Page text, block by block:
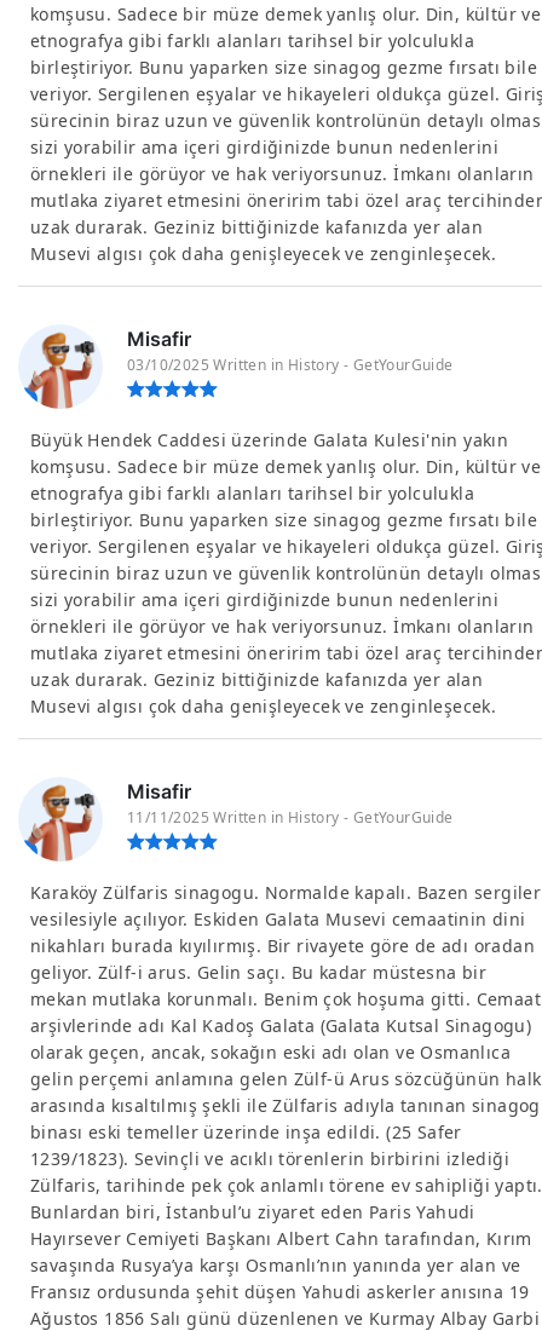
komşusu. Sadece bir müze demek yanlış olur. Din, kültür ve
etnografya gibi farklı alanları tarihsel bir yolculukla
birleştiriyor. Bunu yaparken size sinagog gezme fırsatı bile
veriyor. Sergilenen eşyalar ve hikayeleri oldukça güzel.
sürecinin biraz uzun ve güvenlik kontrolünün detaylı
sizi yorabilir ama içeri girdiğinizde bunun nedenlerini
örnekleri ile görüyor ve hak veriyorsunuz. İmkanı olanların
mutlaka ziyaret etmesini öneririm tabi özel araç
uzak durarak. Geziniz bittiğinizde kafanızda yer alan
Musevi algısı çok daha genişleyecek ve zenginleşecek.
Misafir
03/10/2025 Written in History - GetYourGuide
Büyük Hendek Caddesi üzerinde Galata Kulesi'nin yakın
komşusu. Sadece bir müze demek yanlış olur. Din, kültür ve
etnografya gibi farklı alanları tarihsel bir yolculukla
birleştiriyor. Bunu yaparken size sinagog gezme fırsatı bile
veriyor. Sergilenen eşyalar ve hikayeleri oldukça güzel.
sürecinin biraz uzun ve güvenlik kontrolünün detaylı
sizi yorabilir ama içeri girdiğinizde bunun nedenlerini
örnekleri ile görüyor ve hak veriyorsunuz. İmkanı olanların
mutlaka ziyaret etmesini öneririm tabi özel araç
uzak durarak. Geziniz bittiğinizde kafanızda yer alan
Musevi algısı çok daha genişleyecek ve zenginleşecek.
Misafir
11/11/2025 Written in History - GetYourGuide
Karaköy Zülfaris sinagogu. Normalde kapalı. Bazen sergiler
vesilesiyle açılıyor. Eskiden Galata Musevi cemaatinin dini
nikahları burada kıyılırmış. Bir rivayete göre de adı oradan
geliyor. Zülf-i arus. Gelin saçı. Bu kadar müstesna bir
mekan mutlaka korunmalı. Benim çok hoşuma gitti. Cemaat
arşivlerinde adı Kal Kadoş Galata (Galata Kutsal Sinagogu)
olarak geçen, ancak, sokağın eski adı olan ve Osmanlıca
gelin perçemi anlamına gelen Zülf-ü Arus sözcüğünün halk
arasında kısaltılmış şekli ile Zülfaris adıyla tanınan sinagog
binası eski temeller üzerinde inşa edildi. (25 Safer
1239/1823). Sevinçli ve acıklı törenlerin birbirini izlediği
Zülfaris, tarihinde pek çok anlamlı törene ev sahipliği yaptı.
Bunlardan biri, İstanbul’u ziyaret eden Paris Yahudi
Hayırsever Cemiyeti Başkanı Albert Cahn tarafından, Kırım
savaşında Rusya’ya karşı Osmanlı’nın yanında yer alan ve
Fransız ordusunda şehit düşen Yahudi askerler anısına 19
Ağustos 1856 Salı günü düzenlenen ve Kurmay Albay Garbi